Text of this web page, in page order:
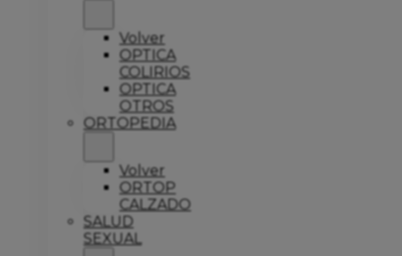
Volver
OPTICA
COLIRIOS
OPTICA
OTROS
ORTOPEDIA
Volver
ORTOP
CALZADO
SALUD
SEXUAL